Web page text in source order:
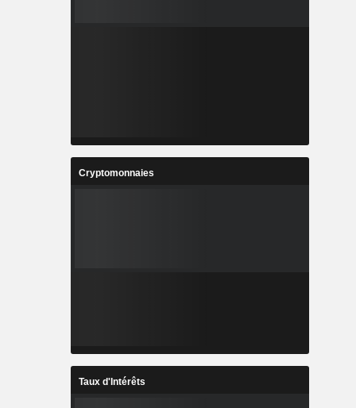
Cryptomonnaies
Taux d'Intérêts